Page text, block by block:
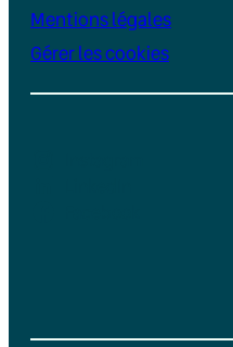
Mentions légales
Gérer les cookies